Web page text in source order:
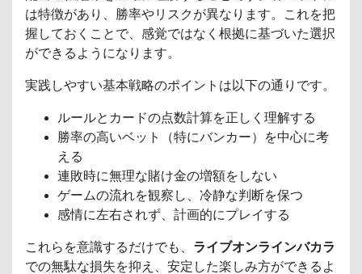
は特徴があり、勝率やリスクが異なります。これを把
握しておくことで、感覚ではなく根拠に基づいた選択
ができるようになります。
実践しやすい基本戦略のポイントは以下の通りです。
ルールとカードの点数計算を正しく理解する
勝率の高いベット（特にバンカー）を中心に考
える
連敗時に無理な賭け金の増額をしない
ゲームの流れを観察し、冷静な判断を保つ
感情に左右されず、計画的にプレイする
これらを意識するだけでも、 ライブオンラインバカラ
での無駄な損失を抑え、安定した楽しみ方ができるよ